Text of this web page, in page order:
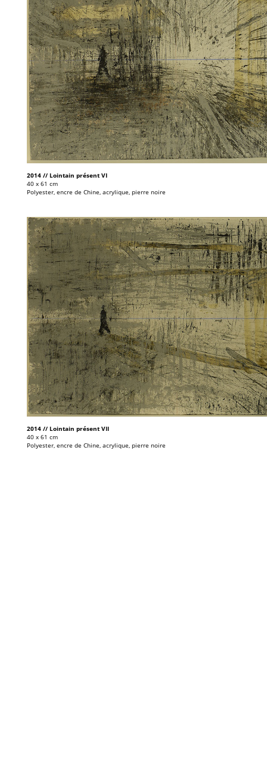
2014 // Lointain présent VI
40 x 61 cm
Polyester, encre de Chine, acrylique, pierre noire
2014 // Lointain présent VII
40 x 61 cm
Polyester, encre de Chine, acrylique, pierre noire